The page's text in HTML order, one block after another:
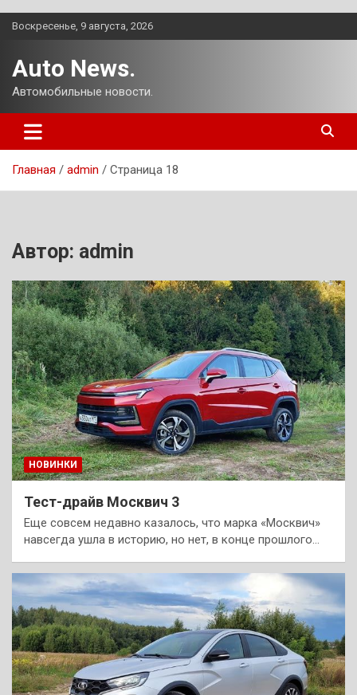
Перейти
Воскресенье, 9 августа, 2026
Auto News.
Автомобильные новости.
Главная admin Страница 18
Автор: admin
НОВИНКИ
Тест-драйв Москвич 3
Еще совсем недавно казалось, что марка «Москвич»
навсегда ушла в историю, но нет, в конце прошлого…